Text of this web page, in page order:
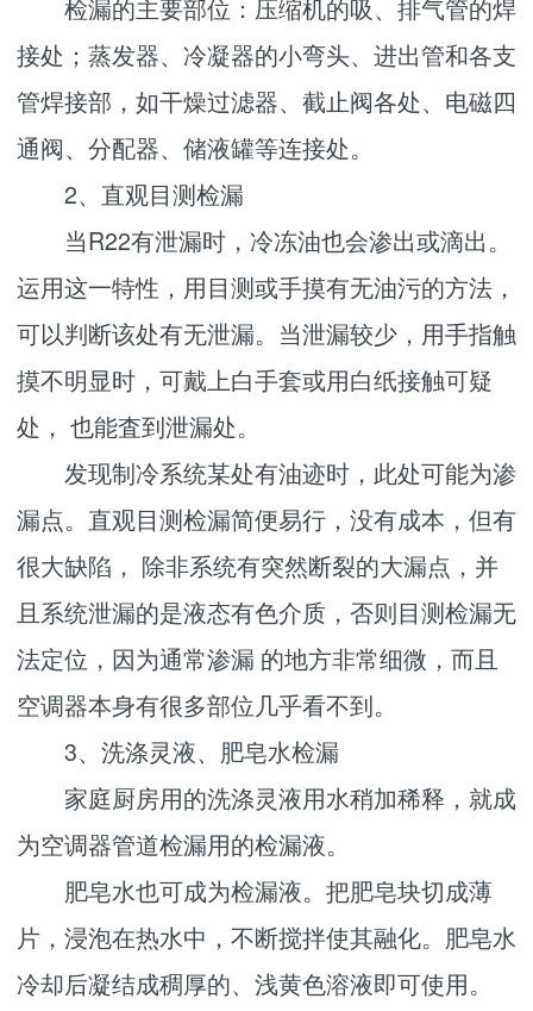
检漏的主要部位：压缩机的吸、排气管的焊
接处；蒸发器、冷凝器的小弯头、进出管和各支
管焊接部，如干燥过滤器、截止阀各处、电磁四
通阀、分配器、储液罐等连接处。
2、直观目测检漏
当R22有泄漏时，冷冻油也会渗出或滴出。
运用这一特性，用目测或手摸有无油污的方法，
可以判断该处有无泄漏。当泄漏较少，用手指触
摸不明显时，可戴上白手套或用白纸接触可疑
处， 也能査到泄漏处。
发现制冷系统某处有油迹时，此处可能为渗
漏点。直观目测检漏简便易行，没有成本，但有
很大缺陷， 除非系统有突然断裂的大漏点，并
且系统泄漏的是液态有色介质，否则目测检漏无
法定位，因为通常渗漏 的地方非常细微，而且
空调器本身有很多部位几乎看不到。
3、洗涤灵液、肥皂水检漏
家庭厨房用的洗涤灵液用水稍加稀释，就成
为空调器管道检漏用的检漏液。
肥皂水也可成为检漏液。把肥皂块切成薄
片，浸泡在热水中，不断搅拌使其融化。肥皂水
冷却后凝结成稠厚的、浅黄色溶液即可使用。